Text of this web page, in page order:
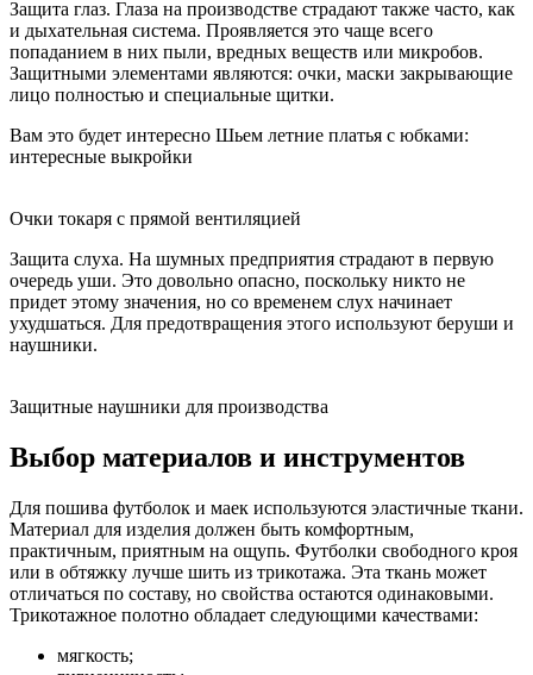
Защита глаз. Глаза на производстве страдают также часто, как
и дыхательная система. Проявляется это чаще всего
попаданием в них пыли, вредных веществ или микробов.
Защитными элементами являются: очки, маски закрывающие
лицо полностью и специальные щитки.
Вам это будет интересно Шьем летние платья с юбками:
интересные выкройки
Очки токаря с прямой вентиляцией
Защита слуха. На шумных предприятия страдают в первую
очередь уши. Это довольно опасно, поскольку никто не
придет этому значения, но со временем слух начинает
ухудшаться. Для предотвращения этого используют беруши и
наушники.
Защитные наушники для производства
Выбор материалов и инструментов
Для пошива футболок и маек используются эластичные ткани.
Материал для изделия должен быть комфортным,
практичным, приятным на ощупь. Футболки свободного кроя
или в обтяжку лучше шить из трикотажа. Эта ткань может
отличаться по составу, но свойства остаются одинаковыми.
Трикотажное полотно обладает следующими качествами:
мягкость;